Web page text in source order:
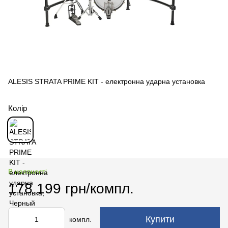
ALESIS STRATA PRIME KIT - електронна ударна установка
Колір
В наявності
178 199 грн/компл.
компл. Купити